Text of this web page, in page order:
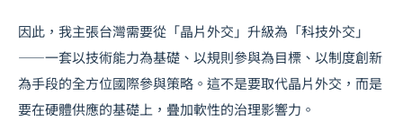
因此，我主張台灣需要從「晶片外交」升級為「科技外交」
——一套以技術能力為基礎、以規則參與為目標、以制度創新
為手段的全方位國際參與策略。這不是要取代晶片外交，而是
要在硬體供應的基礎上，疊加軟性的治理影響力。